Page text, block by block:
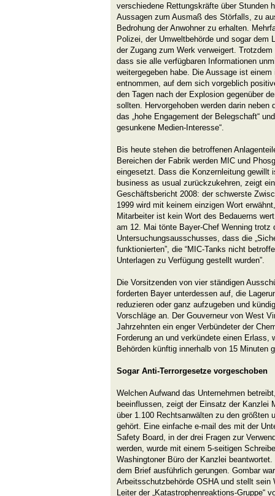
verschiedene Rettungskräfte über Stunden
Aussagen zum Ausmaß des Störfalls, zu
Bedrohung der Anwohner zu erhalten.
Polizei, der Umweltbehörde und sogar dem
der Zugang zum Werk verweigert.
dass sie alle verfügbaren Informationen
weitergegeben habe. Die Aussage ist
entnommen, auf dem sich vorgeblich
den Tagen nach der Explosion gegenüber
sollten. Hervorgehoben werden darin neben
das „hohe Engagement der Belegschaft“
gesunkene Medien-Interesse“.
Bis heute stehen die betroffenen
Bereichen der Fabrik werden MIC und
eingesetzt. Dass die Konzernleitung gewillt
business as usual zurückzukehren, zeigt
Geschäftsbericht 2008: der schwerste
1999 wird mit keinem einzigen Wort
Mitarbeiter ist kein Wort des Bedauerns
am 12. Mai tönte Bayer-Chef Wenning trotz
Untersuchungsausschusses, dass die
funktionierten”, die “MIC-Tanks nicht
Unterlagen zu Verfügung gestellt wurden”.
Die Vorsitzenden von vier ständigen
forderten Bayer unterdessen auf, die
reduzieren oder ganz aufzugeben und
Vorschläge an. Der Gouverneur von West
Jahrzehnten ein enger Verbündeter der
Forderung an und verkündete einen Erlass,
Behörden künftig innerhalb von 15 Minuten
Sogar Anti-Terrorgesetze vorgeschoben
Welchen Aufwand das Unternehmen
beeinflussen, zeigt der Einsatz der Kanzlei
über 1.100 Rechtsanwälten zu den größten
gehört. Eine einfache e-mail des mit der
Safety Board, in der drei Fragen zur
werden, wurde mit einem 5-seitigen
Washingtoner Büro der Kanzlei
dem Brief ausführlich gerungen. Gombar
Arbeitsschutzbehörde OSHA und stellt sein
Leiter der „Katastrophenreaktions-Gruppe“